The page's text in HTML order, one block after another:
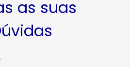
as suas